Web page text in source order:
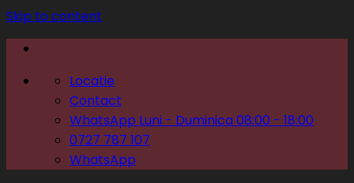
Skip to content
Locatie
Contact
WhatsApp Luni - Duminica 08:00 - 18:00
0727 787 107
WhatsApp